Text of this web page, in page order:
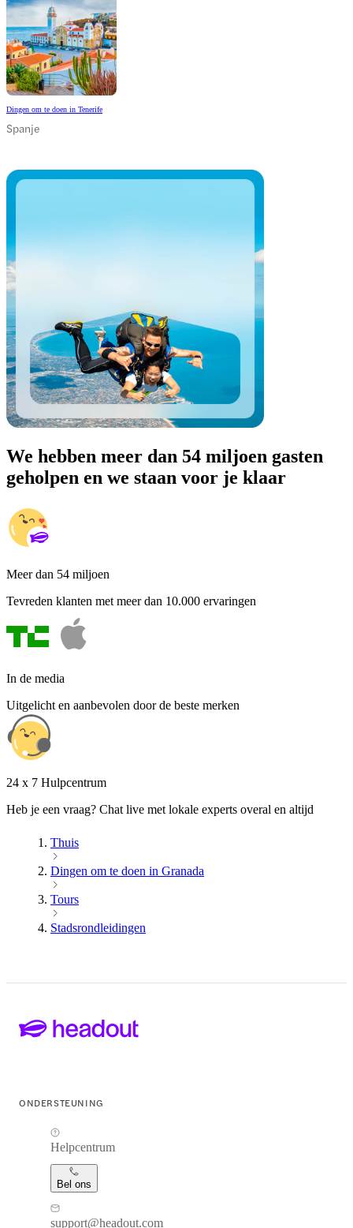
Dingen om te doen in Tenerife
Spanje
We hebben meer dan 54 miljoen gasten
geholpen en we staan voor je klaar
Meer dan 54 miljoen
Tevreden klanten met meer dan 10.000 ervaringen
In de media
Uitgelicht en aanbevolen door de beste merken
24 x 7 Hulpcentrum
Heb je een vraag? Chat live met lokale experts overal en altijd
Thuis
Dingen om te doen in Granada
Tours
Stadsrondleidingen
ONDERSTEUNING
Helpcentrum
Bel ons
support@headout.com